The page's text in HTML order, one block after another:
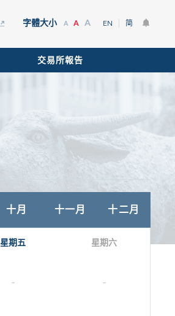
字體大小 A A A EN 简
交易所報告
十月 十一月 十二月
星期五 星期六
- -